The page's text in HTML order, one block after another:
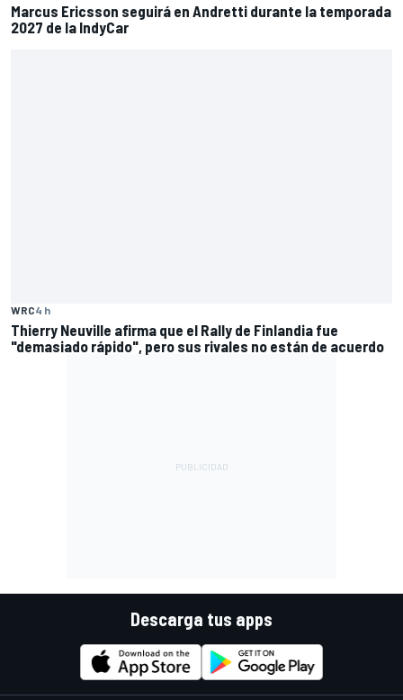
Marcus Ericsson seguirá en Andretti durante la temporada
2027 de la IndyCar
WRC4 h
Thierry Neuville afirma que el Rally de Finlandia fue
"demasiado rápido", pero sus rivales no están de acuerdo
Descarga tus apps